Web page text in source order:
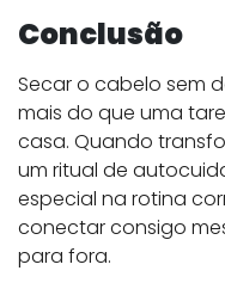
Conclusão
Secar o cabelo sem
mais do que uma
casa. Quando
um ritual de
especial na rotina
conectar consigo
para fora.